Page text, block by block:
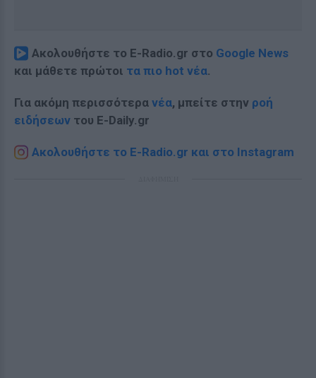
Ακολουθήστε το E-Radio.gr στο Google News
και μάθετε πρώτοι τα πιο hot νέα.
Για ακόμη περισσότερα νέα, μπείτε στην ροή
ειδήσεων του E-Daily.gr
Ακολουθήστε το E-Radio.gr και στο Instagram